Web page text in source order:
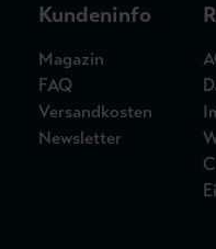
Kundeninfo
Magazin
FAQ
Versandkosten
Newsletter